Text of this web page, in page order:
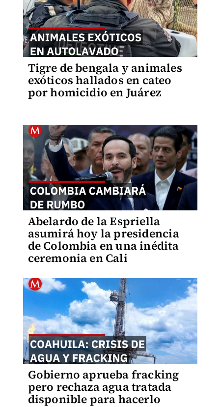
Tigre de bengala y animales
exóticos hallados en cateo
por homicidio en Juárez
Abelardo de la Espriella
asumirá hoy la presidencia
de Colombia en una inédita
ceremonia en Cali
Gobierno aprueba fracking
pero rechaza agua tratada
disponible para hacerlo